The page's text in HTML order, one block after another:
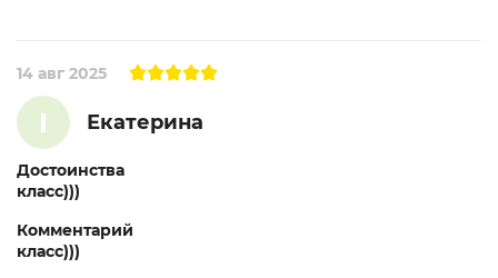
I Екатерина
14 авг 2025
Достоинства
класс)))
Комментарий
класс)))